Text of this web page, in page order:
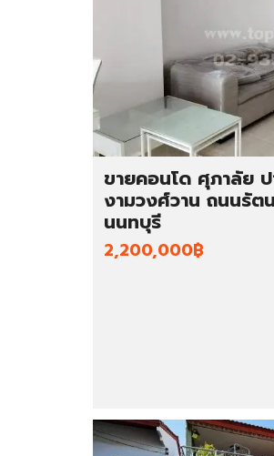
ขายคอนโด ศุภาลัย
งามวงศ์วาน ถนนรัต
นนทบุรี
2,200,000฿